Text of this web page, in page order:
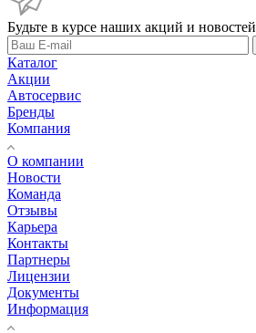
Будьте в курсе наших акций и новостей
Каталог
Акции
Автосервис
Бренды
Компания
О компании
Новости
Команда
Отзывы
Карьера
Контакты
Партнеры
Лицензии
Документы
Информация